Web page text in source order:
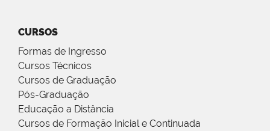
CURSOS
Formas de Ingresso
Cursos Técnicos
Cursos de Graduação
Pós-Graduação
Educação a Distância
Cursos de Formação Inicial e Continuada